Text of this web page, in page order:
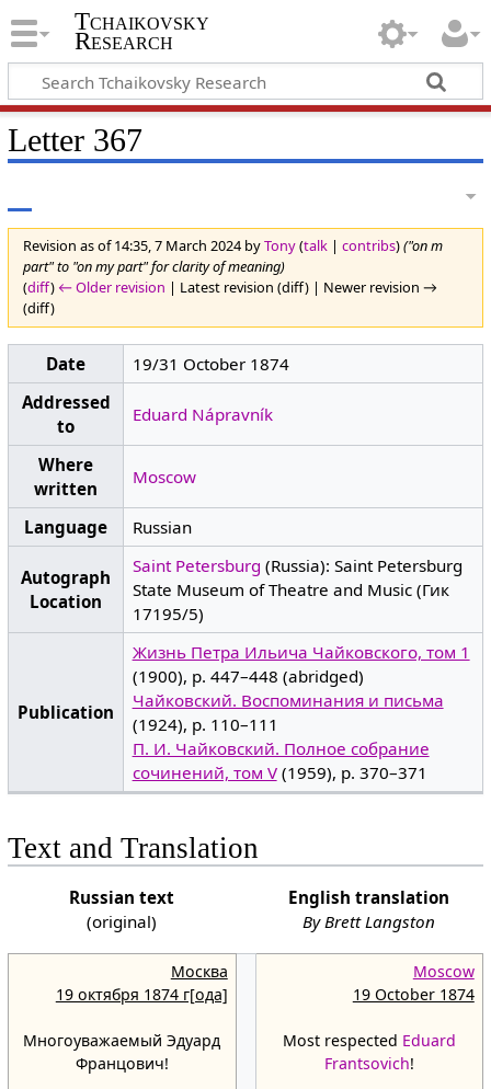
Tchaikovsky
Research
Letter 367
Revision as of 14:35, 7 March 2024 byTony(talk| contribs)("on m
part" to "on my part" for clarity of meaning)
(diff) ← Older revision | Latest revision (diff) | Newer revision →
(diff)
Date
19/31 October 1874
Addressed
to
Eduard Nápravník
Where
written
Moscow
Language Russian
Autograph
Location
Saint Petersburg (Russia): Saint Petersburg
State Museum of Theatre and Music (Гик
17195/5)
Publication
Жизнь Петра Ильича Чайковского, том 1
(1900), p. 447–448 (abridged)
Чайковский. Воспоминания и письма
(1924), p. 110–111
П. И. Чайковский. Полное собрание
сочинений, том V(1959), p. 370–371
Text and Translation
Russian text
(original)
English translation
By Brett Langston
Москва
19 октября 1874 г[ода]
Многоуважаемый Эдуард
Францович!
Moscow
19 October 1874
Most respected Eduard
Frantsovich!